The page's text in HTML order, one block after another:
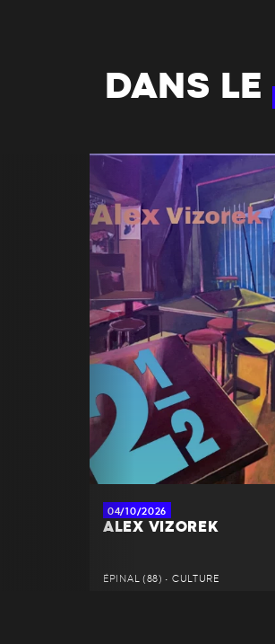
DANS LE
04/10/2026
ALEX VIZOREK
ÉPINAL (88) • CULTURE